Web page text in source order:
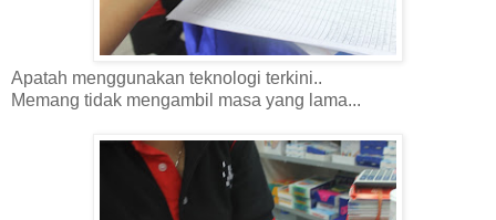
Apatah menggunakan teknologi terkini..
Memang tidak mengambil masa yang lama...